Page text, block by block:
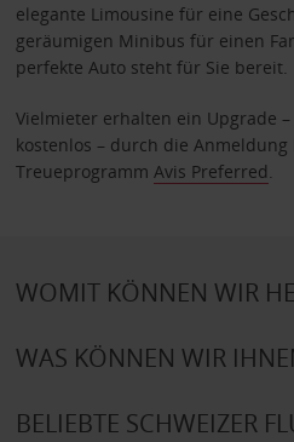
elegante Limousine für eine
geräumigen Minibus für einen
perfekte Auto steht für Sie bereit.
Vielmieter erhalten ein Upgrade
kostenlos – durch die
Treueprogramm Avis Preferred
WOMIT KÖNNEN WIR
WAS KÖNNEN WIR
BELIEBTE SCHWEIZER